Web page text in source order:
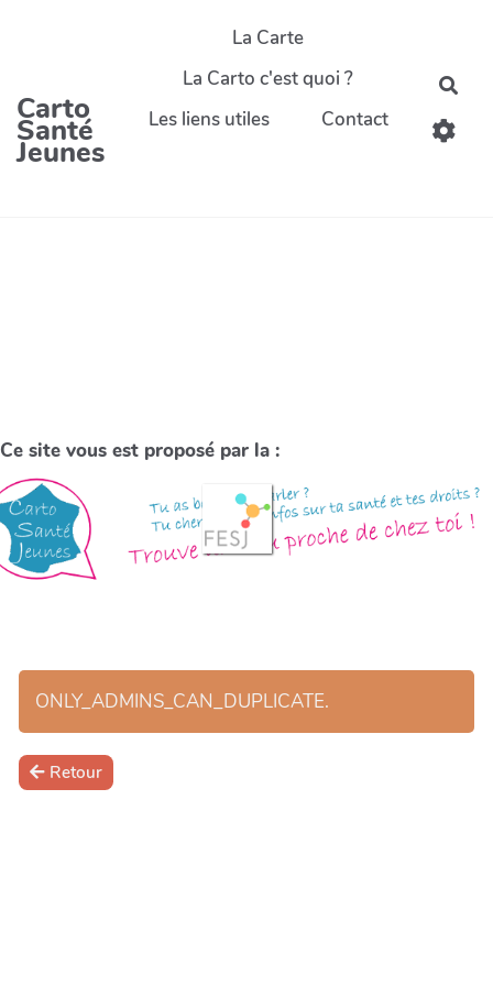
Carto
Santé
Jeunes
La Carte
La Carto c'est quoi ?
Les liens utiles
Contact
Ce site vous est proposé par la :
ONLY_ADMINS_CAN_DUPLICATE.
Retour